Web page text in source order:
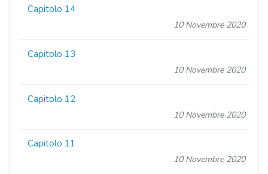
Capitolo 14
10 Novembre 2020
Capitolo 13
10 Novembre 2020
Capitolo 12
10 Novembre 2020
Capitolo 11
10 Novembre 2020